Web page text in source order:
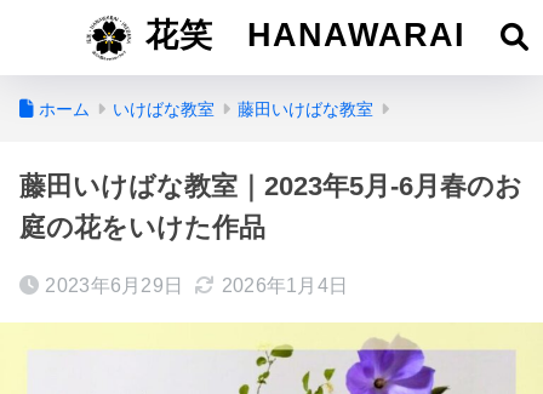
花笑 HANAWARAI
ホーム いけばな教室 藤田いけばな教室
藤田いけばな教室｜2023年5月-6月春のお
庭の花をいけた作品
2023年6月29日 2026年1月4日